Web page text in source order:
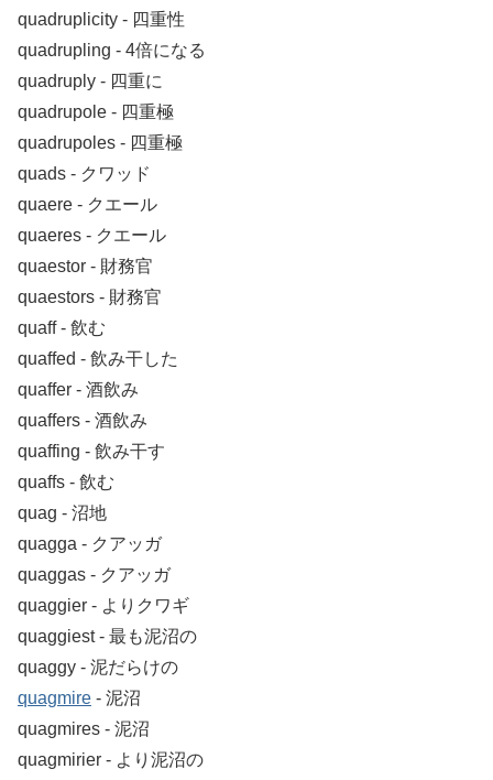
quadruplicity ‐ 四重性
quadrupling ‐ 4倍になる
quadruply ‐ 四重に
quadrupole ‐ 四重極
quadrupoles ‐ 四重極
quads ‐ クワッド
quaere ‐ クエール
quaeres ‐ クエール
quaestor ‐ 財務官
quaestors ‐ 財務官
quaff ‐ 飲む
quaffed ‐ 飲み干した
quaffer ‐ 酒飲み
quaffers ‐ 酒飲み
quaffing ‐ 飲み干す
quaffs ‐ 飲む
quag ‐ 沼地
quagga ‐ クアッガ
quaggas ‐ クアッガ
quaggier ‐ よりクワギ
quaggiest ‐ 最も泥沼の
quaggy ‐ 泥だらけの
quagmire ‐ 泥沼
quagmires ‐ 泥沼
quagmirier ‐ より泥沼の